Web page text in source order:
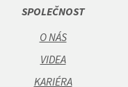
SPOLEČNOST
O NÁS
VIDEA
KARIÉRA